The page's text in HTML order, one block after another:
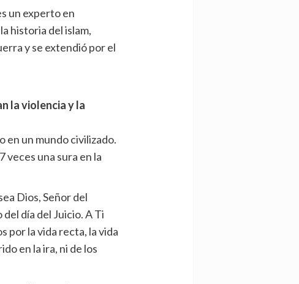
un experto en
historia del islam,
y se extendió por el
la violencia y la
en un mundo civilizado.
veces una sura en la
Dios, Señor del
día del Juicio. A Ti
por la vida recta, la vida
en la ira, ni de los